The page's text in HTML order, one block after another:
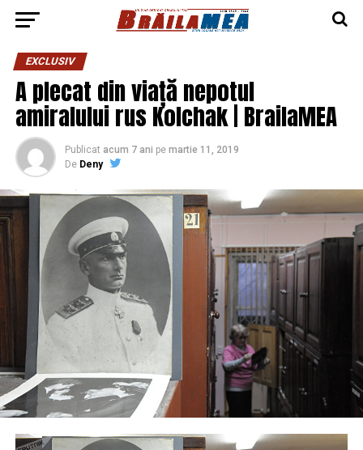
EXCLUSIV
A plecat din viață nepotul
amiralului rus Kolchak | BrailaMEA
Publicat acum 7 ani pe martie 11, 2019
De Deny